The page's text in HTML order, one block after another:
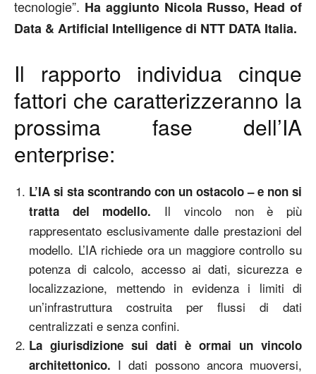
tecnologie”. Ha aggiunto Nicola Russo, Head of
Data & Artificial Intelligence di NTT DATA Italia.
Il rapporto individua cinque
fattori che caratterizzeranno la
prossima fase dell’IA
enterprise:
L’IA si sta scontrando con un ostacolo – e non si
tratta del modello. Il vincolo non è più
rappresentato esclusivamente dalle prestazioni del
modello. L’IA richiede ora un maggiore controllo su
potenza di calcolo, accesso ai dati, sicurezza e
localizzazione, mettendo in evidenza i limiti di
un’infrastruttura costruita per flussi di dati
centralizzati e senza confini.
La giurisdizione sui dati è ormai un vincolo
architettonico. I dati possono ancora muoversi,